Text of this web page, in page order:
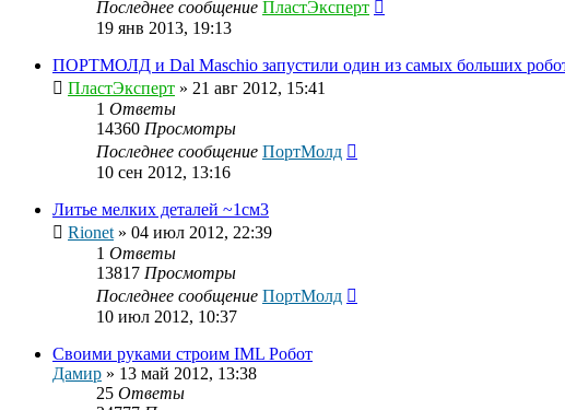
Последнее сообщение ПластЭксперт
19 янв 2013, 19:13
ПОРТМОЛД и Dal Maschio запустили один из самых больших
ПластЭксперт » 21 авг 2012, 15:41
1 Ответы
14360 Просмотры
Последнее сообщение ПортМолд
10 сен 2012, 13:16
Литье мелких деталей ~1см3
Rionet» 04 июл 2012, 22:39
1 Ответы
13817 Просмотры
Последнее сообщение ПортМолд
10 июл 2012, 10:37
Своими руками строим IML Робот
Дамир » 13 май 2012, 13:38
25 Ответы